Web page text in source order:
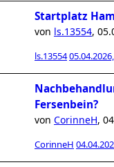
Startplatz
von ls.13554,
ls.13554
Fersenbein?
von CorinneH,
CorinneH